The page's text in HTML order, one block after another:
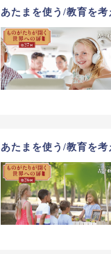
あたまを使う/教育を
あたまを使う/教育を